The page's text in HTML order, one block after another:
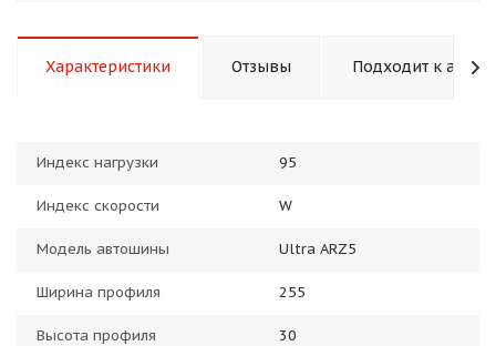
Характеристики Отзывы Подходит к авто
Индекс нагрузки 95
Индекс скорости W
Модель автошины Ultra ARZ5
Ширина профиля 255
Высота профиля 30